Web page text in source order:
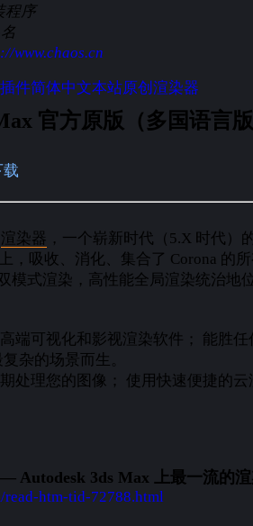
程序
www.chaos.cn
件简体中文本站原创 渲染器
官方原版（多国语言
载
渲染器 ，一个崭新时代（5.X 时代）
，吸收、消化、集合了 Corona 的
模式渲染，高性能全局渲染统治地
端可视化和影视渲染软件； 能胜
杂的场景而生。
处理您的图像； 使用快速便捷的
— Autodesk 3ds Max 上最一流的
read-htm-tid-72788.html